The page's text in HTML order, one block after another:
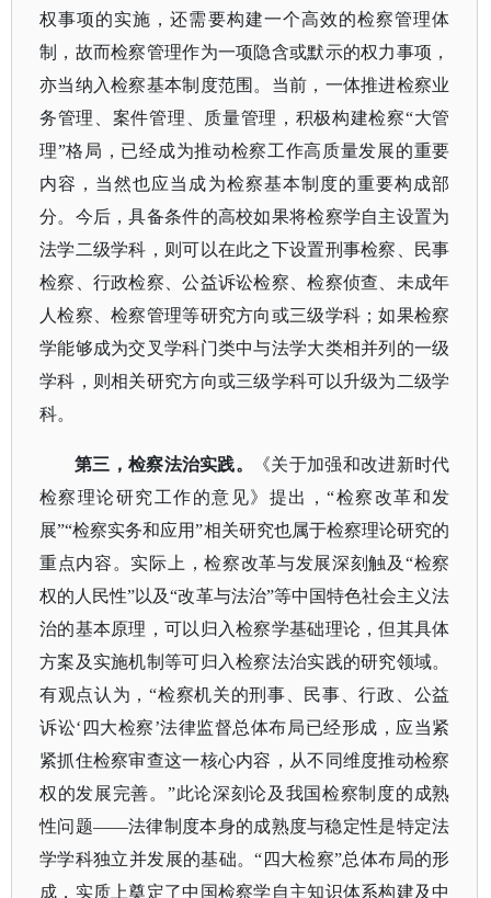
权事项的实施，还需要构建一个高效的检察管理体
制，故而检察管理作为一项隐含或默示的权力事项，
亦当纳入检察基本制度范围。当前，一体推进检察业
务管理、案件管理、质量管理，积极构建检察“大管
理”格局，已经成为推动检察工作高质量发展的重要
内容，当然也应当成为检察基本制度的重要构成部
分。今后，具备条件的高校如果将检察学自主设置为
法学二级学科，则可以在此之下设置刑事检察、民事
检察、行政检察、公益诉讼检察、检察侦查、未成年
人检察、检察管理等研究方向或三级学科；如果检察
学能够成为交叉学科门类中与法学大类相并列的一级
学科，则相关研究方向或三级学科可以升级为二级学
科。
第三，检察法治实践。
《关于加强和改进新时代
检察理论研究工作的意见》提出，“检察改革和发
展”“检察实务和应用”相关研究也属于检察理论研究的
重点内容。实际上，检察改革与发展深刻触及“检察
权的人民性”以及“改革与法治”等中国特色社会主义法
治的基本原理，可以归入检察学基础理论，但其具体
方案及实施机制等可归入检察法治实践的研究领域。
有观点认为，“检察机关的刑事、民事、行政、公益
诉讼‘四大检察’法律监督总体布局已经形成，应当紧
紧抓住检察审查这一核心内容，从不同维度推动检察
权的发展完善。”此论深刻论及我国检察制度的成熟
性问题——法律制度本身的成熟度与稳定性是特定法
学学科独立并发展的基础。“四大检察”总体布局的形
成，实质上奠定了中国检察学自主知识体系构建及中